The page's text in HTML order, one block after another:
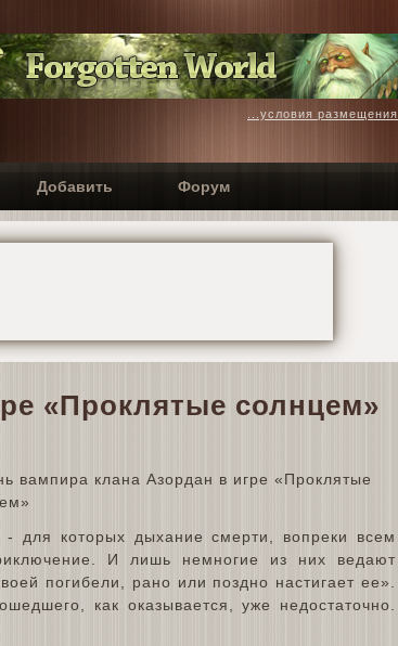
...условия размещения
Добавить Форум
«Проклятые солнцем»
для которых дыхание смерти, вопреки всем
И лишь немногие из них ведают
погибели, рано или поздно настигает ее».
как оказывается, уже недостаточно.